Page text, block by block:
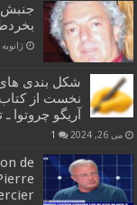
جنبش
ژانویه 25, 2026
شکل بندی
آریگو چروتوا
می 26, 2024 1
de